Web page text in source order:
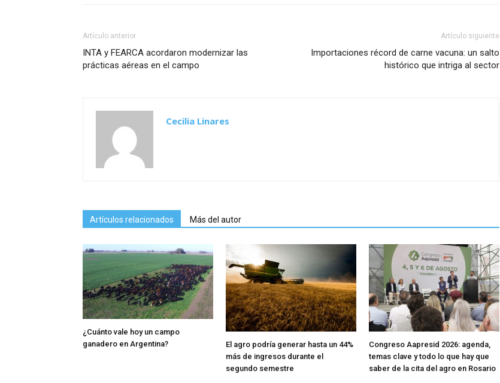
Artículo anterior
INTA y FEARCA acordaron modernizar las
prácticas aéreas en el campo
Artículo siguiente
Importaciones récord de carne vacuna: un salto
histórico que intriga al sector
Cecilia Linares
Artículos relacionados Más del autor
¿Cuánto vale hoy un campo
ganadero en Argentina?
El agro podría generar hasta un 44%
más de ingresos durante el
segundo semestre
Congreso Aapresid 2026: agenda,
temas clave y todo lo que hay que
saber de la cita del agro en Rosario